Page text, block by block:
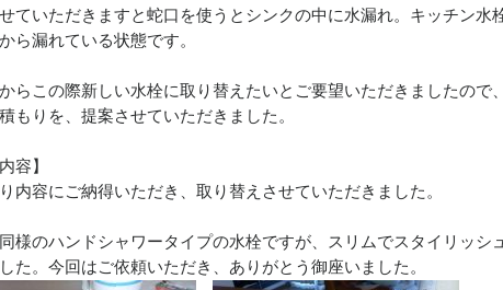
ていただきますと蛇口を使うとシンクの中に水漏れ。キッチン水
ら漏れている状態です。
らこの際新しい水栓に取り替えたいとご要望いただきましたので
もりを、提案させていただきました。
容】
内容にご納得いただき、取り替えさせていただきました。
様のハンドシャワータイプの水栓ですが、スリムでスタイリッシ
た。今回はご依頼いただき、ありがとう御座いました。